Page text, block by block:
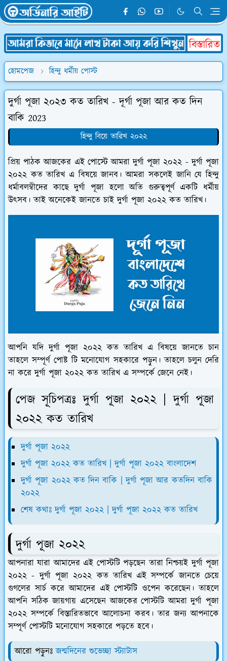
হোমপেজ হিন্দু ধর্মীয় পোস্ট
দুর্গা পূজা ২০২৩ কত তারিখ - দূর্গা পূজা আর কত দিন
বাকি 2023
হিন্দু বিয়ে তারিখ ২০২২
প্রিয় পাঠক আজকের এই পোস্টে আমরা দুর্গা পূজা ২০২২ - দুর্গা পূজা
২০২২ কত তারিখ এ বিষয়ে জানব। আমরা সকলেই জানি যে হিন্দু
ধর্মাবলম্বীদের কাছে দুর্গা পূজা হলো অতি গুরুত্বপূর্ণ একটি ধর্মীয়
উৎসব। তাই অনেকেই জানতে চাই দুর্গা পূজা ২০২২ কত তারিখ।
আপনি যদি দুর্গা পূজা ২০২২ কত তারিখ এ বিষয়ে জানতে চান
তাহলে সম্পূর্ণ পোষ্ট টি মনোযোগ সহকারে পড়ুন। তাহলে চলুন দেরি
না করে দুর্গা পূজা ২০২২ কত তারিখ এ সম্পর্কে জেনে নেই।
পেজ সূচিপত্রঃ দুর্গা পূজা ২০২২ | দুর্গা পূজা
২০২২ কত তারিখ
দুর্গা পূজা ২০২২
দুর্গা পূজা ২০২২ কত তারিখ | দুর্গা পূজা ২০২২ বাংলাদেশ
দুর্গা পূজা ২০২২ কত দিন বাকি | দুর্গা পূজা আর কতদিন বাকি
২০২২
শেষ কথাঃ দুর্গা পূজা ২০২২ | দুর্গা পূজা ২০২২ কত তারিখ
দুর্গা পূজা ২০২২
আপনারা যারা আমাদের এই পোস্টটি পড়ছেন তারা নিশ্চয়ই দুর্গা পূজা
২০২২ - দুর্গা পূজা ২০২২ কত তারিখ এই সম্পর্কে জানতে চেয়ে
গুগলের সার্চ করে আমাদের এই পোস্টটি ওপেন করেছেন। তাহলে
আপনি সঠিক জায়গায় এসেছেন আজকের পোস্টটি আমরা দুর্গা পূজা
২০২২ সম্পর্কে বিস্তারিতভাবে আলোচনা করব। তার জন্য আপনাকে
সম্পূর্ণ পোস্টটি মনোযোগ সহকারে পড়তে হবে।
আরো পড়ুনঃ জন্মদিনের শুভেচ্ছা স্ট্যাটাস